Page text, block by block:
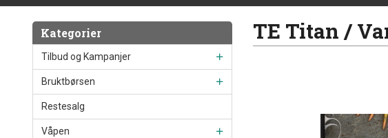
Kategorier
Tilbud og Kampanjer
Bruktbørsen
Restesalg
Våpen
TE Titan /